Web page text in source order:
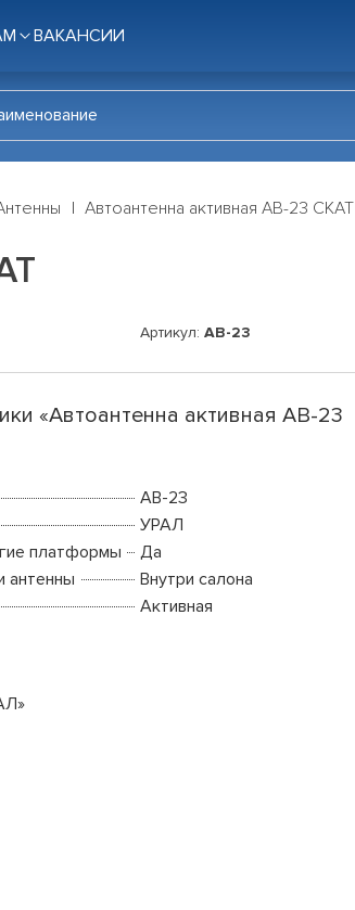
ВАКАНСИИ
Автоантенна активная AB-23 СКАТ
Артикул: AB-23
«Автоантенна активная AB-23
AB-23
УРАЛ
платформы
Да
антенны
Внутри салона
Активная